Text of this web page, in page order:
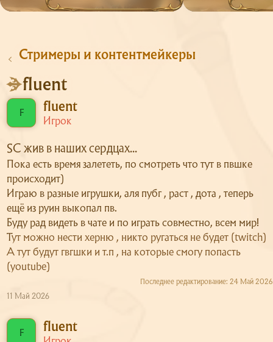
Стримеры и контентмейкеры
fluent
F fluent
Игрок
SC жив в наших сердцах...
Пока есть время залететь, по смотреть что тут в пвшке
происходит)
Играю в разные игрушки, аля пубг , раст , дота , теперь
ещё из руин выкопал пв.
Буду рад видеть в чате и по играть совместно, всем мир!
Тут можно нести херню , никто ругаться не будет (twitch)
А тут будут гвгшки и т.п , на которые смогу попасть
(youtube)
Последнее редактирование: 24 Май 2026
11 Май 2026
F fluent